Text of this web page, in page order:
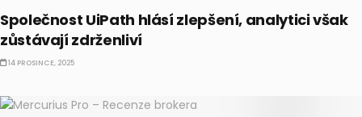
Společnost UiPath hlásí zlepšení, analytici však
zůstávají zdrženliví
14 PROSINCE, 2025